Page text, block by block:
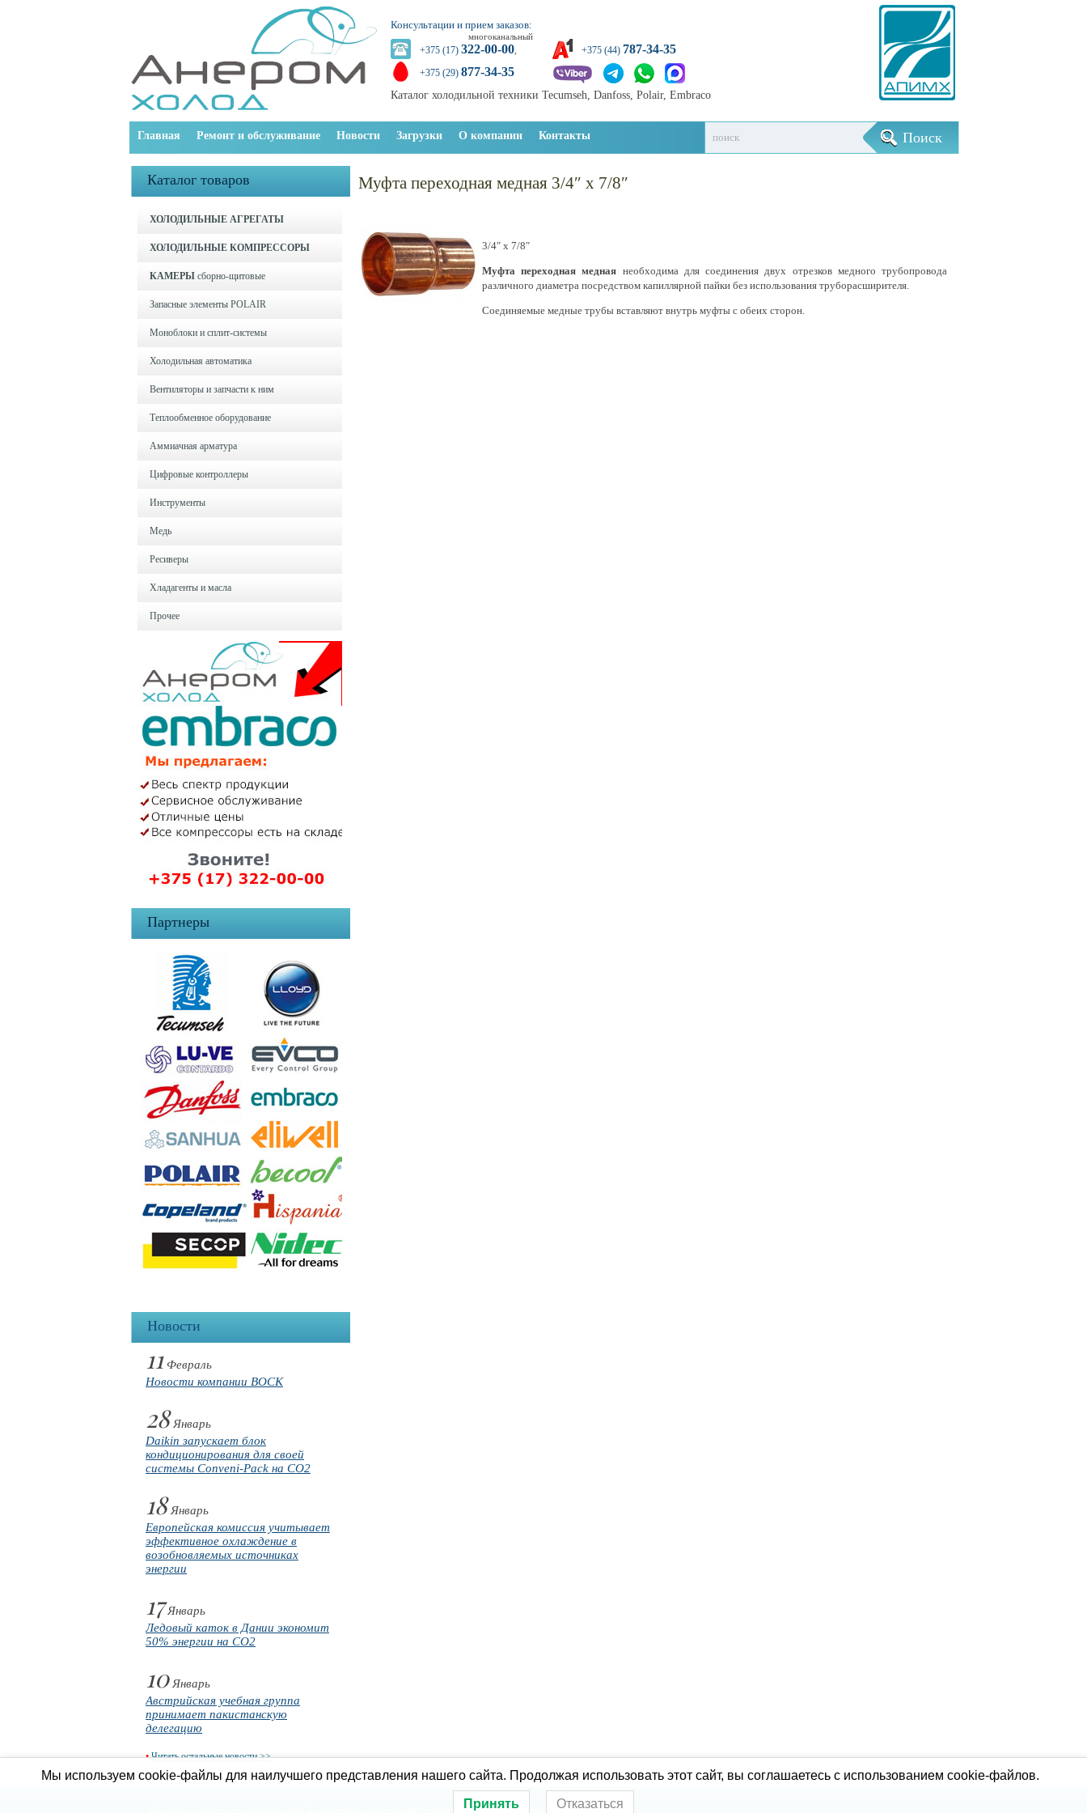
Консультации и прием заказов:
многоканальный
+375 (17) 322-00-00,
+375 (29) 877-34-35
+375 (44) 787-34-35
Каталог холодильной техники Tecumseh, Danfoss, Polair, Embraco
Главная Ремонт и обслуживание Новости Загрузки О компании Контакты
Каталог товаров
ХОЛОДИЛЬНЫЕ АГРЕГАТЫ
ХОЛОДИЛЬНЫЕ КОМПРЕССОРЫ
КАМЕРЫ сборно-щитовые
Запасные элементы POLAIR
Моноблоки и cплит-системы
Холодильная автоматика
Вентиляторы и запчасти к ним
Теплообменное оборудование
Аммиачная арматура
Цифровые контроллеры
Инструменты
Медь
Ресиверы
Хладагенты и масла
Прочее
Партнеры
Новости
11 Февраль
Новости компании BOCK
28Январь
Daikin запускает блок
кондиционирования для своей
системы Conveni-Pack на CO2
18Январь
Европейская комиссия учитывает
эффективное охлаждение в
возобновляемых источниках
энергии
17Январь
Ледовый каток в Дании экономит
50% энергии на CO2
10Январь
Австрийская учебная группа
принимает пакистанскую
делегацию
• Читать остальные новости >>
Муфта переходная медная 3/4″ х 7/8″
3/4″ х 7/8″
Муфта переходная медная необходима для соединения двух отрезков медного трубопровода
различного диаметра посредством капиллярной пайки без использования труборасширителя.
Соединяемые медные трубы вставляют внутрь муфты с обеих сторон.
Ремонт холодильного оборудования
Мы используем cookie-файлы для наилучшего представления нашего сайта. Продолжая использовать этот сайт, вы соглашаетесь с использованием cookie-файлов.
Принять Отказаться